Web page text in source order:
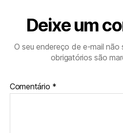
Deixe um
O seu endereço de e-mail não
obrigatórios são
Comentário *